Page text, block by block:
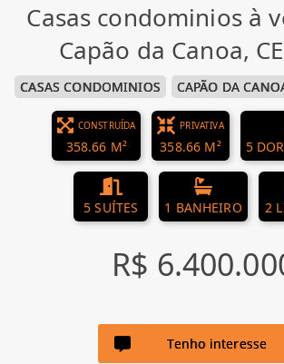
Casas condominios à
Capão da Canoa,
CASAS CONDOMINIOS CAPÃO DA
CONSTRUÍDA
358.66 M²
PRIVATIVA
358.66 M² 5
5 SUÍTES 1 BANHEIRO 2
R$
Tenho interesse